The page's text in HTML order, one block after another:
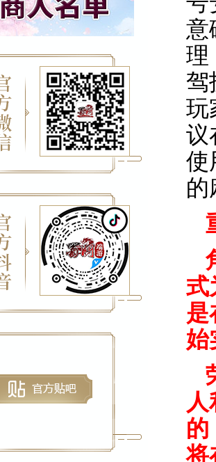
意
理
驾
玩
议
使
的
式
是
始
的
将